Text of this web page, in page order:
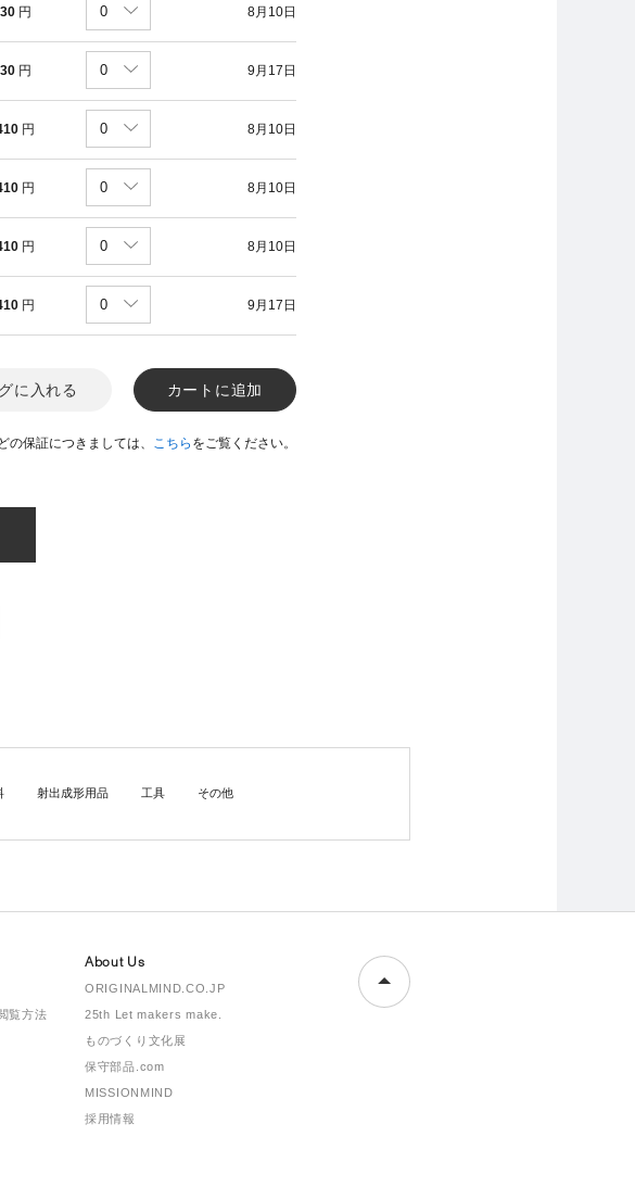
円 8月10日
円 9月17日
円 8月10日
円 8月10日
円 8月10日
円 9月17日
に入れる カートに追加
の保証につきましては、 こちら をご覧ください。
射出成形用品 工具 その他
覧方法
About Us
ORIGINALMIND.CO.JP
25th Let makers make.
ものづくり文化展
保守部品.com
MISSIONMIND
採用情報